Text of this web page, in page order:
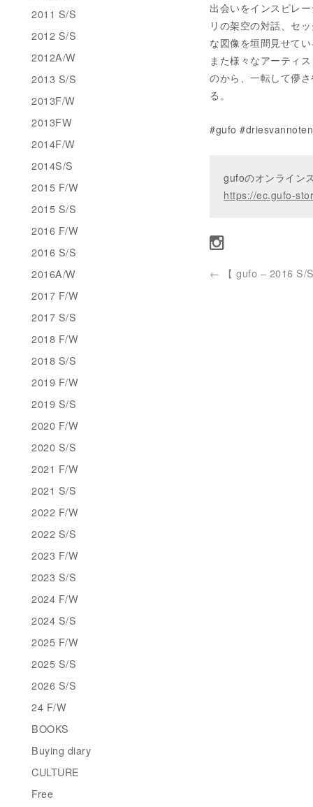
出会いをインスピレ
リの架空の対話、セ
な図像を垣間見せて
また様々なアーティ
のから、一転して儚
る。
#gufo
gufoのオンライン
https://ec.gufo-
← 【 gufo – 2016 S/
2011 S/S
2012 S/S
2012A/W
2013 S/S
2013F/W
2013FW
2014F/W
2014S/S
2015 F/W
2015 S/S
2016 F/W
2016 S/S
2016A/W
2017 F/W
2017 S/S
2018 F/W
2018 S/S
2019 F/W
2019 S/S
2020 F/W
2020 S/S
2021 F/W
2021 S/S
2022 F/W
2022 S/S
2023 F/W
2023 S/S
2024 F/W
2024 S/S
2025 F/W
2025 S/S
2026 S/S
24 F/W
BOOKS
Buying diary
CULTURE
Free